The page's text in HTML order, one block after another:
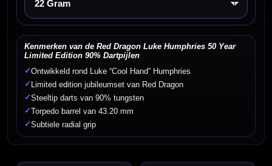
Kenmerken van de Red Dragon Luke Humphries 50 Year
Limited Edition 90% Dartpijlen
✓Ontwikkeld rond Luke “Cool Hand” Humphries
✓ Limited edition jubileumset van Red Dragon
✓Steeltip darts van 90% tungsten
✓ Torpedo barrel van 43.20 mm
✓Subtiele radial grip